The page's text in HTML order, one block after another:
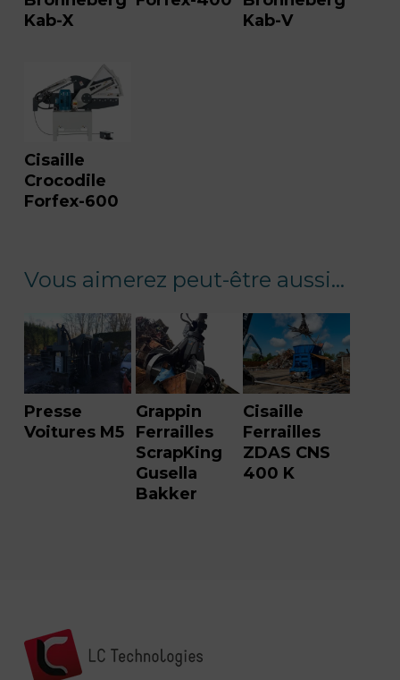
Kab-X
Kab-V
Cisaille
Crocodile
Forfex-600
Vous aimerez peut-être aussi…
Presse
Voitures M5
Grappin
Ferrailles
ScrapKing
Gusella
Bakker
Cisaille
Ferrailles
ZDAS CNS
400 K